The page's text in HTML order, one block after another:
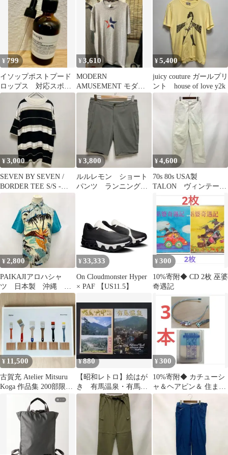
ンチ スキッパー
アンティーク
¥ 799
イソップポストプード
ロップス 対応スポイ
トpost-poo-dropAesop
¥3,610
MODERN
AMUSEMENT モダン
アミューズメント 半
袖Tシャツ L
¥5,400
juicy couture ガールプリ
ント house of love y2k
¥3,000
SEVEN BY SEVEN /
BORDER TEE S/S -
¥3,800
ルルレモン ショート
パンツ ランニング
¥4,600
70s 80s USA製
TALON ヴィンテージ
ユニバーサルオーバー
オール
¥2,800
PAIKAJIアロハシャ
ツ 日本製 沖縄
okinawa ヤシの木
¥ 33,333
On Cloudmonster Hyper
× PAF 【US11.5】
¥ 300
10%寄附◆ CD 2枚 巫婆
奇遇記
¥ 11,500
古賀充 Atelier Mitsuru
Koga 作品集 200部限定
新品未開封
¥880
【昭和レトロ】絵はが
き 有馬温泉・有馬・
六甲 ⑲
¥ 300
10%寄附◆ カチューシ
ャ＆ヘアピン＆ 住まい
の汚れ落としクリーナ